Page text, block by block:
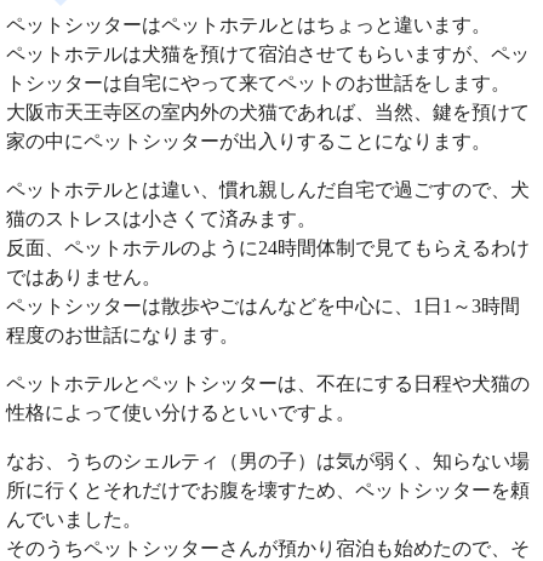
ペットシッターはペットホテルとはちょっと違います。
ペットホテルは犬猫を預けて宿泊させてもらいますが、ペッ
トシッターは自宅にやって来てペットのお世話をします。
大阪市天王寺区の室内外の犬猫であれば、当然、鍵を預けて
家の中にペットシッターが出入りすることになります。
ペットホテルとは違い、慣れ親しんだ自宅で過ごすので、犬
猫のストレスは小さくて済みます。
反面、ペットホテルのように24時間体制で見てもらえるわけ
ではありません。
ペットシッターは散歩やごはんなどを中心に、1日1～3時間
程度のお世話になります。
ペットホテルとペットシッターは、不在にする日程や犬猫の
性格によって使い分けるといいですよ。
なお、うちのシェルティ（男の子）は気が弱く、知らない場
所に行くとそれだけでお腹を壊すため、ペットシッターを頼
んでいました。
そのうちペットシッターさんが預かり宿泊も始めたので、そ